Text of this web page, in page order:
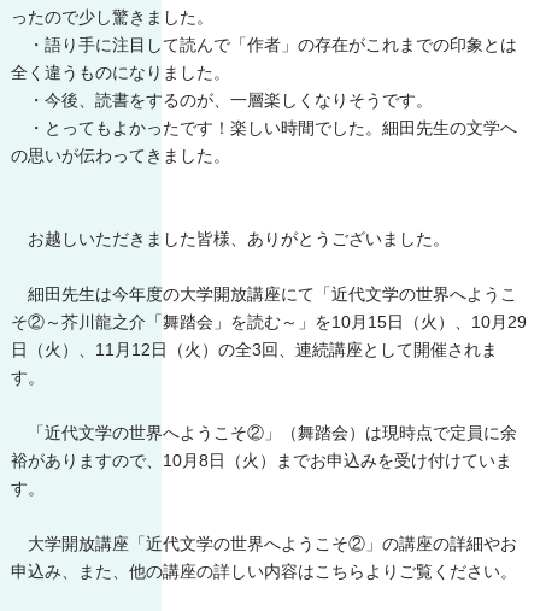
ったので少し驚きました。
・語り手に注目して読んで「作者」の存在がこれまでの印象とは
全く違うものになりました。
・今後、読書をするのが、一層楽しくなりそうです。
・とってもよかったです！楽しい時間でした。細田先生の文学へ
の思いが伝わってきました。
お越しいただきました皆様、ありがとうございました。
細田先生は今年度の大学開放講座にて「近代文学の世界へようこ
そ②～芥川龍之介「舞踏会」を読む～」を10月15日（火）、10月29
日（火）、11月12日（火）の全3回、連続講座として開催されま
す。
「近代文学の世界へようこそ②」（舞踏会）は現時点で定員に余
裕がありますので、10月8日（火）までお申込みを受け付けていま
す。
大学開放講座「近代文学の世界へようこそ②」の講座の詳細やお
申込み、また、他の講座の詳しい内容はこちらよりご覧ください。